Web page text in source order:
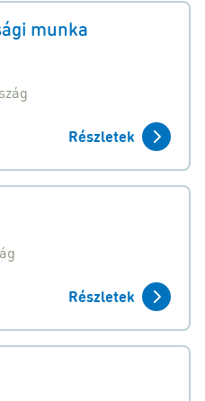
munka
Részletek
Részletek